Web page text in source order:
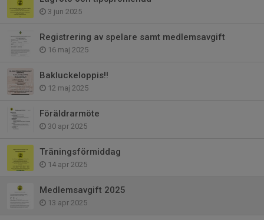
3 jun 2025
Registrering av spelare samt medlemsavgift
16 maj 2025
Bakluckeloppis!!
12 maj 2025
Föräldrarmöte
30 apr 2025
Träningsförmiddag
14 apr 2025
Medlemsavgift 2025
13 apr 2025